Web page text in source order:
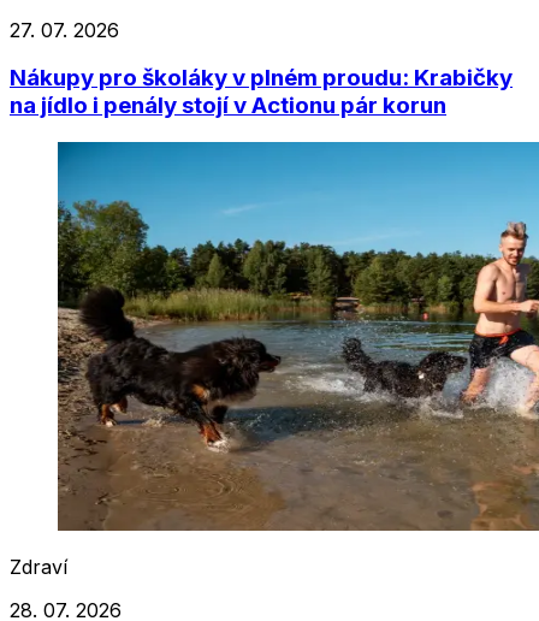
27. 07. 2026
Nákupy pro školáky v plném proudu: Krabičky
na jídlo i penály stojí v Actionu pár korun
Zdraví
28. 07. 2026